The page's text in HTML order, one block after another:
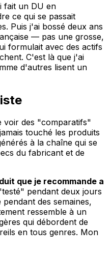
fait un DU en
ce qui se passait
Puis j'ai bossé deux ans
— pas une grosse,
formulait avec des actifs
C'est là que j'ai
d'autres lisent un
voir des "comparatifs"
touché les produits
à la chaîne qui se
du fabricant et de
que je recommande a
pendant deux jours
des semaines,
ressemble à un
qui débordent de
en tous genres. Mon